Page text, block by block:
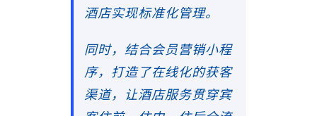
酒店实现标准化管理。
同时，结合会员营销小程
序，打造了在线化的获客
渠道，让酒店服务贯穿宾